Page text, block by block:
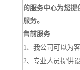
的服务中心为您提
服务。
售前服务
1、我公司可以为
2、专业人员提供